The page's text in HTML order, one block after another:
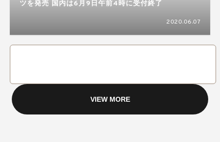
ツを発売 国内は6月9日午前4時に受付終了
2020.06.07
VIEW MORE